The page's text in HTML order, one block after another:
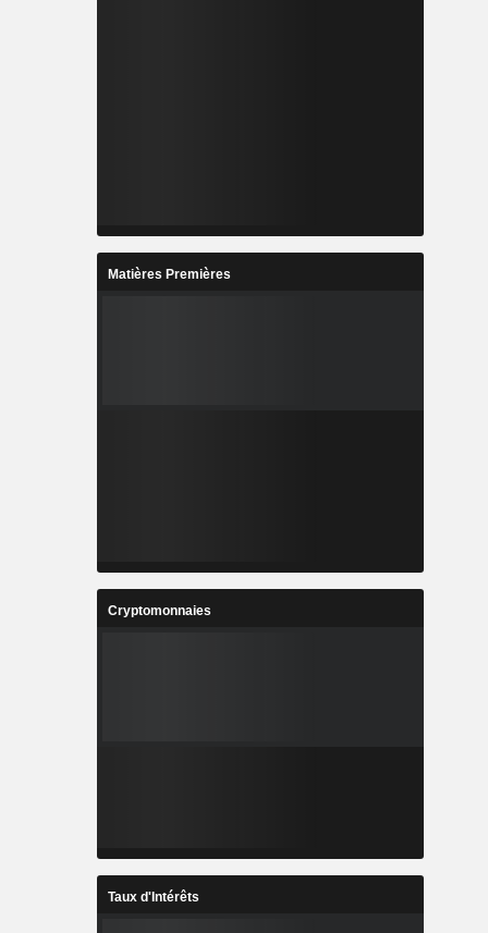
Matières Premières
Cryptomonnaies
Taux d'Intérêts